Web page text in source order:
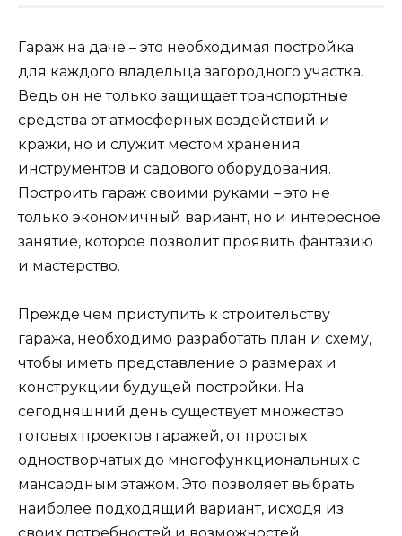
Гараж на даче – это необходимая постройка
для каждого владельца загородного участка.
Ведь он не только защищает транспортные
средства от атмосферных воздействий и
кражи, но и служит местом хранения
инструментов и садового оборудования.
Построить гараж своими руками – это не
только экономичный вариант, но и интересное
занятие, которое позволит проявить фантазию
и мастерство.
Прежде чем приступить к строительству
гаража, необходимо разработать план и схему,
чтобы иметь представление о размерах и
конструкции будущей постройки. На
сегодняшний день существует множество
готовых проектов гаражей, от простых
одностворчатых до многофункциональных с
мансардным этажом. Это позволяет выбрать
наиболее подходящий вариант, исходя из